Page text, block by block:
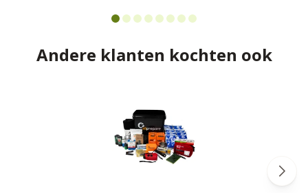
Andere klanten kochten ook